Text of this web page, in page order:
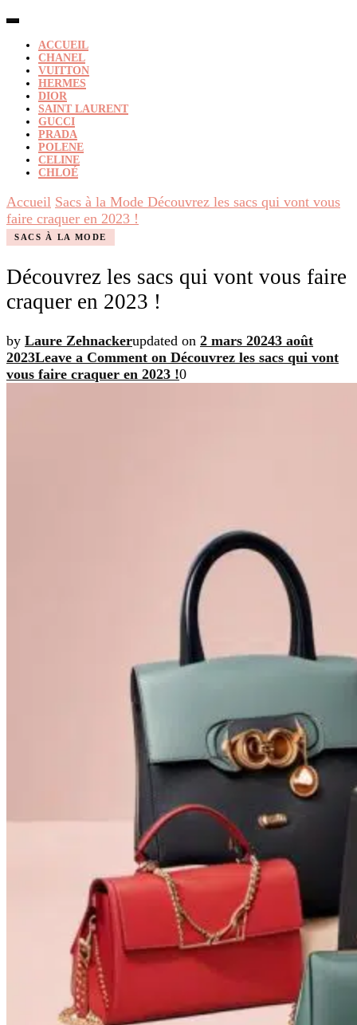
ACCUEIL
CHANEL
VUITTON
HERMES
DIOR
SAINT LAURENT
GUCCI
PRADA
POLENE
CELINE
CHLOÉ
Accueil Sacs à la Mode Découvrez les sacs qui vont vous
faire craquer en 2023 !
SACS À LA MODE
Découvrez les sacs qui vont vous faire
craquer en 2023 !
by Laure Zehnackerupdated on 2 mars 20243 août
2023Leave a Comment on Découvrez les sacs qui vont
vous faire craquer en 2023 !0